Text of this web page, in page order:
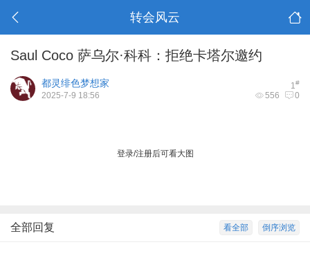
转会风云
Saul Coco 萨乌尔·科科：拒绝卡塔尔邀约
1#
都灵绯色梦想家
556 0
2025-7-9 18:56
登录/注册后可看大图
倒序浏览
看全部
全部回复